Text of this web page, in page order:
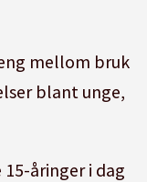
mellom bruk
blant unge,
åringer i dag